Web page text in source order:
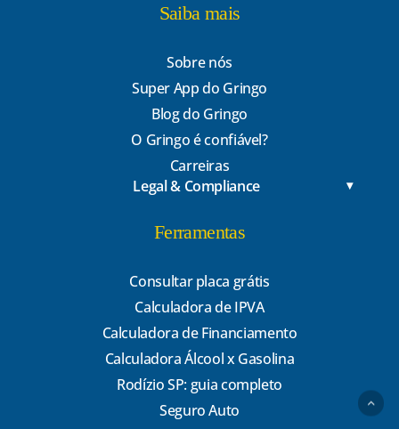
Saiba mais
Sobre nós
Super App do Gringo
Blog do Gringo
O Gringo é confiável?
Carreiras
Legal & Compliance
Ferramentas
Consultar placa grátis
Calculadora de IPVA
Calculadora de Financiamento
Calculadora Álcool x Gasolina
Rodízio SP: guia completo
Seguro Auto